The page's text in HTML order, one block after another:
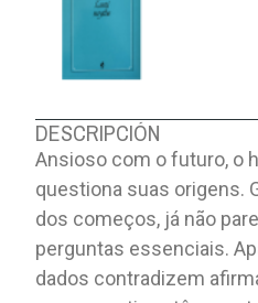
DESCRIPCIÓN
Ansioso com o futuro, o
questiona suas origens.
dos começos, já não
perguntas essenciais.
dados contradizem